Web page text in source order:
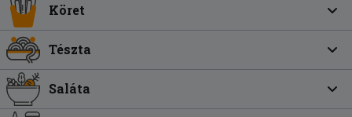
Köret
Tészta
Saláta